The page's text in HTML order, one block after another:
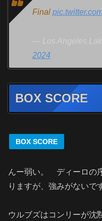
Final
— Los Angeles
2024
BOX SCORE
BOX SCORE
んー弱い。 ディーロの
りますが、強みがないで
ウルブズはコンリーが沈